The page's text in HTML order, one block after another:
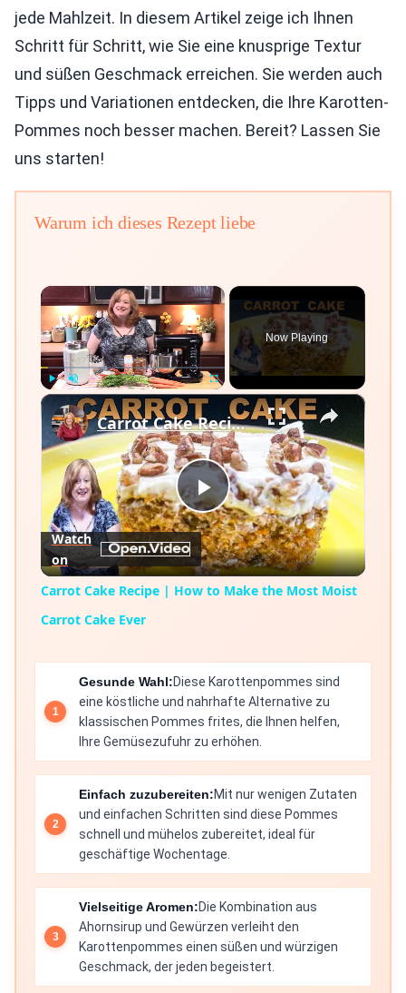
jede Mahlzeit. In diesem Artikel zeige ich Ihnen
Schritt für Schritt, wie Sie eine knusprige Textur
und süßen Geschmack erreichen. Sie werden auch
Tipps und Variationen entdecken, die Ihre Karotten-
Pommes noch besser machen. Bereit? Lassen Sie
uns starten!
Warum ich dieses Rezept liebe
×
Unmute Fullscreen
Now Playing
×
Play
Video
Carrot Cake Recipe | How to Make the Most Moist Carrot Cake Ever
Watch
on
Carrot Cake Recipe | How to Make the Most Moist
Carrot Cake Ever
Gesunde Wahl:Diese Karottenpommes sind
eine köstliche und nahrhafte Alternative zu
klassischen Pommes frites, die Ihnen helfen,
Ihre Gemüsezufuhr zu erhöhen.
Einfach zuzubereiten:Mit nur wenigen Zutaten
und einfachen Schritten sind diese Pommes
schnell und mühelos zubereitet, ideal für
geschäftige Wochentage.
Vielseitige Aromen:Die Kombination aus
Ahornsirup und Gewürzen verleiht den
Karottenpommes einen süßen und würzigen
Geschmack, der jeden begeistert.